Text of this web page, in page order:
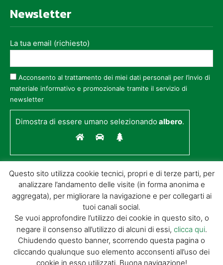
Newsletter
La tua email (richiesto)
Acconsento al trattamento dei miei dati personali per l’invio di
materiale informativo e promozionale tramite il servizio di
newsletter
Dimostra di essere umano selezionandoalbero.
© GIORGIO TESI EDITRICE S.R.L. | P.IVA
01732650476 | VIA DI BADIA 14 – 51100 LOC.
BOTTEGONE (PISTOIA) |POWERED BY
ALLYMIND
Questo sito utilizza cookie tecnici, propri e di terze parti, per
analizzare l’andamento delle visite (in forma anonima e
aggregata), per migliorare la navigazione e per collegarti ai
tuoi canali social.
Se vuoi approfondire l’utilizzo dei cookie in questo sito, o
negare il consenso all’utilizzo di alcuni di essi, clicca qui.
Chiudendo questo banner, scorrendo questa pagina o
cliccando qualunque suo elemento acconsenti all’uso dei
cookie in esso utilizzati. Buona navigazione!